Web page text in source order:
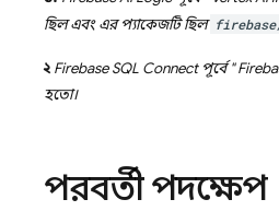
ছিল এবং এর প্যাকেজটি ছিল
২ Firebase SQL Connectপূর্বে "
হতো।
পরবর্তী পদক্ষেপ